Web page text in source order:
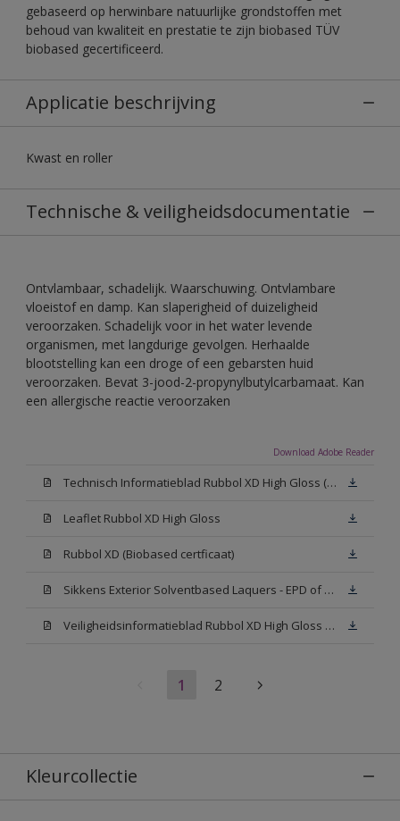
gebaseerd op herwinbare natuurlijke grondstoffen met
behoud van kwaliteit en prestatie te zijn biobased TÜV
biobased gecertificeerd.
Applicatie beschrijving
Kwast en roller
Technische & veiligheidsdocumentatie
Ontvlambaar, schadelijk. Waarschuwing. Ontvlambare
vloeistof en damp. Kan slaperigheid of duizeligheid
veroorzaken. Schadelijk voor in het water levende
organismen, met langdurige gevolgen. Herhaalde
blootstelling kan een droge of een gebarsten huid
veroorzaken. Bevat 3-jood-2-propynylbutylcarbamaat. Kan
een allergische reactie veroorzaken
Download Adobe Reader
Technisch Informatieblad Rubbol XD High Gloss (PDF)
Leaflet Rubbol XD High Gloss
Rubbol XD (Biobased certficaat)
Sikkens Exterior Solventbased Laquers - EPD of Milieuproductverklaring
Veiligheidsinformatieblad Rubbol XD High Gloss White W05 (MSDS)
1 2
Kleurcollectie